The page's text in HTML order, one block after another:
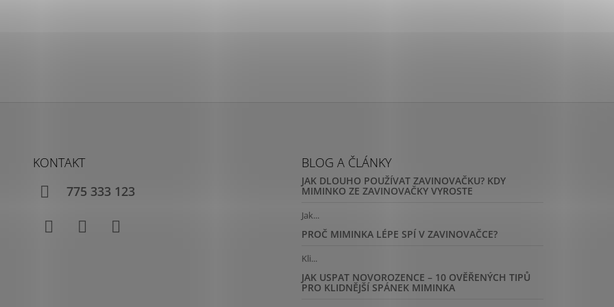
KONTAKT
775 333 123
BLOG A ČLÁNKY
JAK DLOUHO POUŽÍVAT ZAVINOVAČKU? KDY
MIMINKO ZE ZAVINOVAČKY VYROSTE
Jak...
PROČ MIMINKA LÉPE SPÍ V ZAVINOVAČCE?
Kli...
JAK USPAT NOVOROZENCE – 10 OVĚŘENÝCH TIPŮ
PRO KLIDNĚJŠÍ SPÁNEK MIMINKA